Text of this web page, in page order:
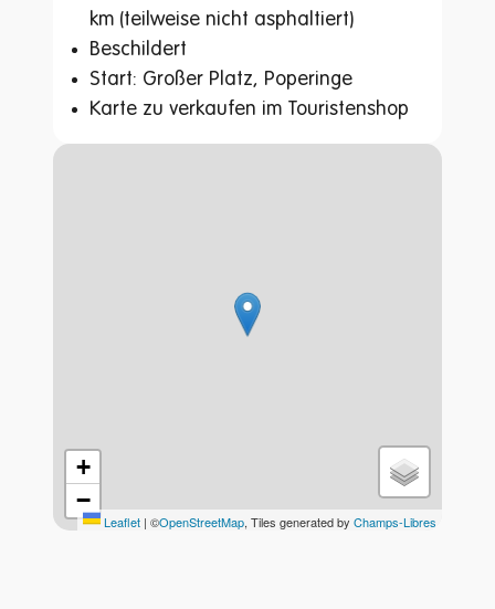
km (teilweise nicht asphaltiert)
Beschildert
Start: Großer Platz, Poperinge
Karte zu verkaufen im Touristenshop
Straßenplan
+
−
Leaflet | ©OpenStreetMap, Tiles generated by Champs-Libres
A bis Z